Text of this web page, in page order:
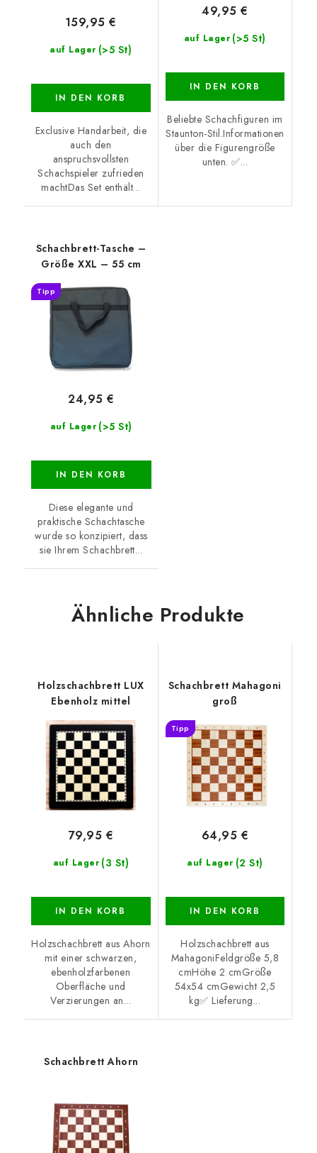
auf Lager (>5 St)
159,95 €
IN DEN KORB
Exclusive Handarbeit, die
auch den
anspruchsvollsten
Schachspieler zufrieden
machtDas Set enthält...
auf Lager (>5 St)
49,95 €
IN DEN KORB
Beliebte Schachfiguren im
Staunton-Stil.Informationen
über die Figurengröße
unten. ✅...
Schachbrett-Tasche –
Größe XXL – 55 cm
Tipp
auf Lager (>5 St)
24,95 €
IN DEN KORB
Diese elegante und
praktische Schachtasche
wurde so konzipiert, dass
sie Ihrem Schachbrett...
Ähnliche Produkte
Holzschachbrett LUX
Ebenholz mittel
auf Lager (3 St)
79,95 €
IN DEN KORB
Holzschachbrett aus Ahorn
mit einer schwarzen,
ebenholzfarbenen
Oberfläche und
Verzierungen an...
Schachbrett Mahagoni
groß
Tipp
auf Lager (2 St)
64,95 €
IN DEN KORB
Holzschachbrett aus
MahagoniFeldgröße 5,8
cmHöhe 2 cmGröße
54x54 cmGewicht 2,5
kg✅ Lieferung...
Schachbrett Ahorn